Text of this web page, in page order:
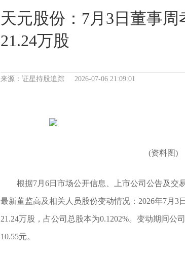
天元股份：7月3日董事
21.24万股
来源：证星持股追踪 2026-07-06 21:09:01
(资料图)
根据7月6日市场公开信息、上市公司公告及交
最新董监高及相关人员股份变动情况：2026年7月3
21.24万股，占公司总股本为0.1202%。变动期间公
10.55元。